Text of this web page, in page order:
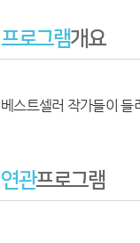
프로그램개요
베스트셀러 작가들이 들
연관프로그램